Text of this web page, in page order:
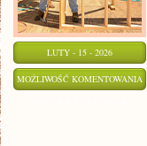
LUTY - 15 - 2026
MOŻLIWOŚĆ KOMENTOWANIA